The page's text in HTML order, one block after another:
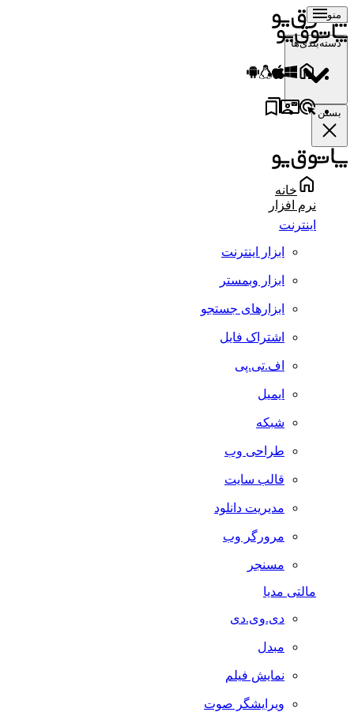
منو
دسته‌بندی‌ها
بستن
خانه
نرم افزار
اینترنت
ابزار اینترنت
ابزار وبمستر
ابزارهای جستجو
اشتراک فایل
اف.تی.پی
ایمیل
شبکه
طراحی وب
قالب سایت
مدیریت دانلود
مرورگر وب
مسنجر
مالتی مدیا
دی.وی.دی
مبدل
نمایش فیلم
ویرایشگر صوت